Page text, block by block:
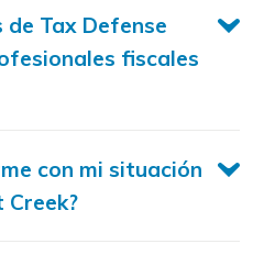
de Tax Defense
fiscales
con mi situación